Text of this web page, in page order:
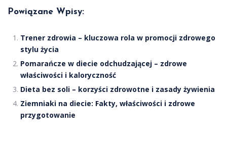
Powiązane Wpisy:
Trener zdrowia – kluczowa rola w promocji zdrowego
stylu życia
Pomarańcze w diecie odchudzającej – zdrowe
właściwości i kaloryczność
Dieta bez soli – korzyści zdrowotne i zasady żywienia
Ziemniaki na diecie: Fakty, właściwości i zdrowe
przygotowanie